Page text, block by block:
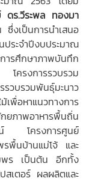
ดร.วีระพล ทองมา
งเป็นการนำเสนอ
ระจำปีงบประมาณ
รศึกษาภาพบันทึก
ครงการรวบรวม
วบรวมพันธุ์มะนาว
พื่อหาแนวทางการ
ยภาพอาหารพื้นถิ่น
ศน์ โครงการศูนย์
พื้นบ้านแม่โจ้ และ
พร เป็นต้น อีกทั้ง
สเตอร์ ผลผลิตและ